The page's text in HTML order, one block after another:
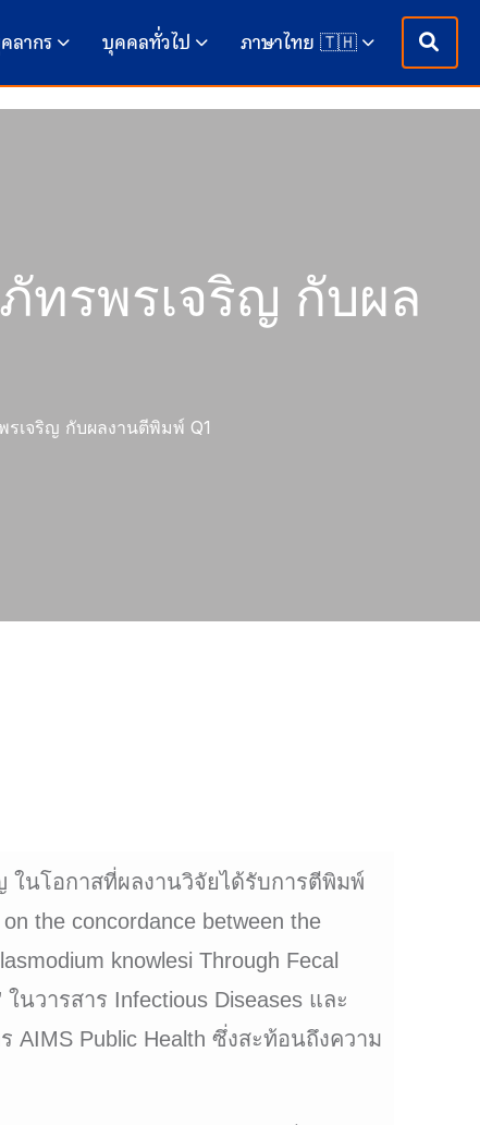
ลากร บุคคลทั่วไป ภาษาไทย 🇹🇭
รพรเจริญ กับผล
เจริญ กับผลงานตีพิมพ์ Q1
นโอกาสที่ผลงานวิจัยได้รับการตีพิมพ์
the concordance between the
knowlesi Through Fecal
ในวารสาร Infectious Diseases และ
AIMS Public Health ซึ่งสะท้อนถึงความ